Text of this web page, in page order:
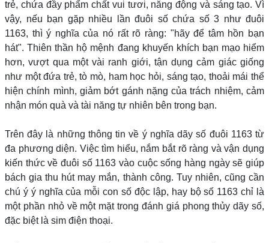
trẻ, chứa đầy phẩm chất vui tươi, năng động và sáng tạo. Vì
vậy, nếu bạn gặp nhiều lần đuôi số chứa số 3 như đuôi
1163, thì ý nghĩa của nó rất rõ ràng: "hãy để tâm hồn bạn
hát". Thiên thần hộ mệnh đang khuyến khích bạn mạo hiểm
hơn, vượt qua một vài ranh giới, tận dụng cảm giác giống
như một đứa trẻ, tò mò, ham học hỏi, sáng tạo, thoải mái thể
hiện chính mình, giảm bớt gánh nặng của trách nhiệm, cảm
nhận món quà và tài năng tự nhiên bên trong bạn.
Trên đây là những thông tin về ý nghĩa dãy số đuôi 1163 từ
đa phương diện. Việc tìm hiểu, nắm bắt rõ ràng và vận dụng
kiến thức về đuôi số 1163 vào cuộc sống hàng ngày sẽ giúp
bách gia thu hút may mắn, thành công. Tuy nhiên, cũng cần
chú ý ý nghĩa của mỗi con số độc lập, hay bộ số 1163 chỉ là
một phần nhỏ về một mặt trong đánh giá phong thủy dãy số,
đặc biệt là sim điện thoại.